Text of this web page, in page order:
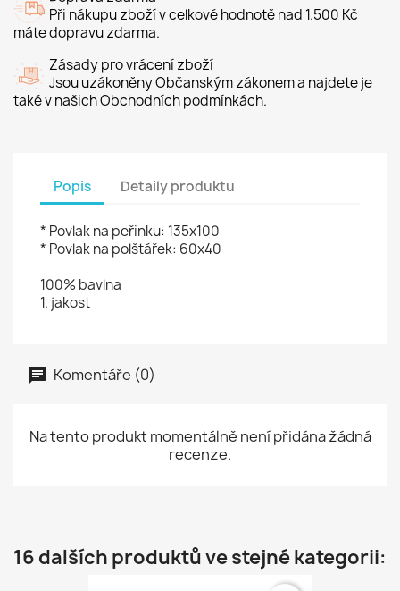
Při nákupu zboží v celkové hodnotě nad 1.500 Kč
máte dopravu zdarma.
Zásady pro vrácení zboží
Jsou uzákoněny Občanským zákonem a najdete je
také v našich Obchodních podmínkách.
Popis Detaily produktu
* Povlak na peřinku: 135x100
* Povlak na polštářek: 60x40
100% bavlna
1. jakost
Komentáře (0)
Na tento produkt momentálně není přidána žádná
recenze.
16 dalších produktů ve stejné kategorii: